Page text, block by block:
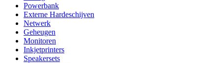
Powerbank
Externe Hardeschijven
Netwerk
Geheugen
Monitoren
Inkjetprinters
Speakersets